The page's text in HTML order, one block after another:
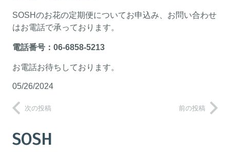
SOSHのお花の定期便についてお申込み、お問い合わせ
はお電話で承っております。
電話番号：06-6858-5213
お電話お待ちしております。
05/26/2024
次の投稿 前の投稿
SOSH